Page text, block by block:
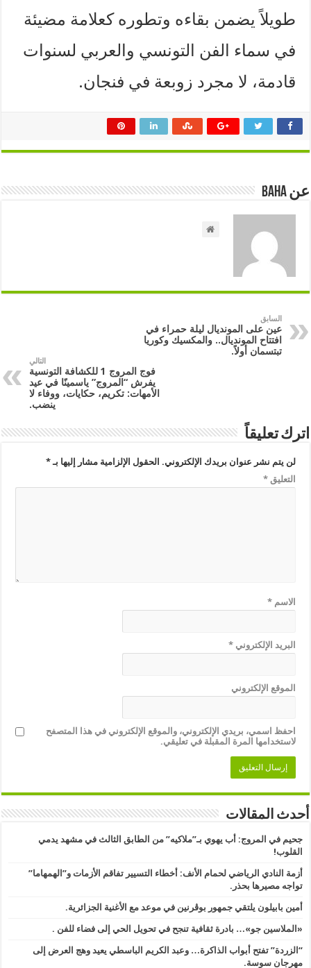
طويلاً يضمن بقاءه وتطوره كعلامة مضيئة
في سماء الفن التونسي والعربي لسنوات
قادمة، لا مجرد زوبعة في فنجان.
عن Baha
السابق
عين على المونديال ليلة حمراء في
افتتاح المونديال.. والمكسيك وكوريا
تبتسمان أولاً.
التالي
فوج المروج 1 للكشافة التونسية
يفرش “المروج” ياسمينًا في عيد
الأمهات: تكريم، حكايات، ووفاء لا
ينضب.
اترك تعليقاً
لن يتم نشر عنوان بريدك الإلكتروني. الحقول الإلزامية مشار إليها بـ*
التعليق*
الاسم*
البريد الإلكتروني*
الموقع الإلكتروني
احفظ اسمي، بريدي الإلكتروني، والموقع الإلكتروني في هذا المتصفح
لاستخدامها المرة المقبلة في تعليقي.
أحدث المقالات
جحيم في المروج: أب يهوي بـ”ملاكيه” من الطابق الثالث في مشهد يدمي
القلوب!
أزمة النادي الرياضي لحمام الأنف: أخطاء التسيير تفاقم الأزمات و”الهمهاما”
تواجه مصيرها بحذر.
أمين بابيلون يلتقي جمهور بوڨرنين في موعد مع الأغنية الجزائرية.
«الملاسين جو»… بادرة ثقافية تنجح في تحويل الحي إلى فضاء للفن .
“الزردة” تفتح أبواب الذاكرة… وعبد الكريم الباسطي يعيد وهج العرض إلى
مهرجان سوسة.